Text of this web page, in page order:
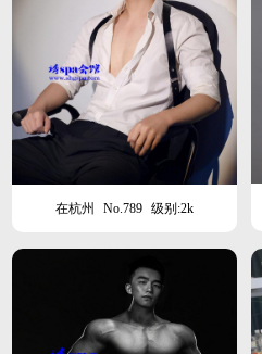
在杭州 No.789 级别:2k